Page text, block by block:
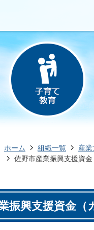
ホーム 組織一覧 産
佐野市産業振興支援資金
振興支援資金（